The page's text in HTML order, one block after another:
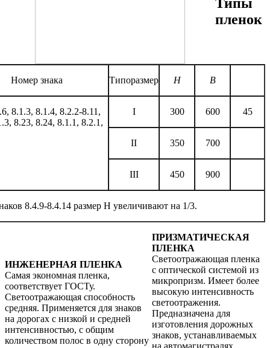
Номер знака Типоразмер H В
8.1.3, 8.1.4, 8.2.2-8.11,
8.23, 8.24, 8.1.1, 8.2.1,
I 300 600 45
II 350 700
III 450 900
8.4.9-8.4.14 размер Н увеличивают на 1/3.
пленок
ИНЖЕНЕРНАЯ ПЛЕНКА
Самая экономная пленка,
соответствует ГОСТу.
Светоотражающая способность
средняя. Применяется для знаков
на дорогах с низкой и средней
интенсивностью, с общим
количеством полос в одну сторону
ПРИЗМАТИЧЕСКАЯ
ПЛЕНКА
Светоотражающая пленка
с оптической системой из
микропризм. Имеет более
высокую интенсивность
светоотражения.
Предназначена для
изготовления дорожных
знаков, устанавливаемых
на автомагистралях,